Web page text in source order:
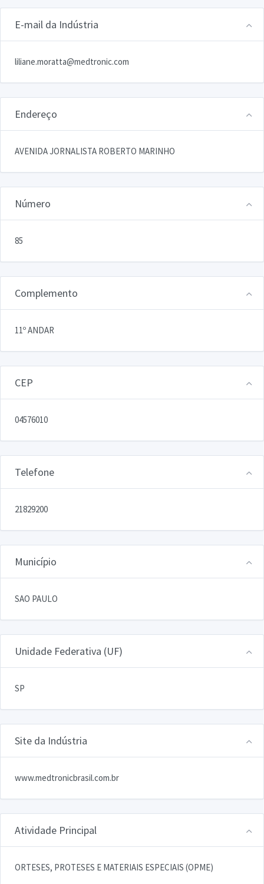
E-mail da Indústria
liliane.moratta@medtronic.com
Endereço
AVENIDA JORNALISTA ROBERTO MARINHO
Número
85
Complemento
11º ANDAR
CEP
04576010
Telefone
21829200
Município
SAO PAULO
Unidade Federativa (UF)
SP
Site da Indústria
www.medtronicbrasil.com.br
Atividade Principal
ORTESES, PROTESES E MATERIAIS ESPECIAIS (OPME)